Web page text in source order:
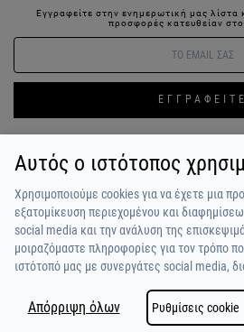
Εγγραφείτε στην ενημερωτική μας λίστα
προσφορές κατευθείαν
ΕΓΓΡΑΦΕΙΤΕ
ΣΥΝΔΕΣΗ / ΕΓΓΡΑΦΗ
ΟΡΟΙ ΧΡΗΣΗΣ
ΠΟΙΟΙ ΕΙΜΑΣΤΕ
ΠΛΗΡΩΜΗ / ΑΠΟΣΤΟΛΗ
Αυτός ο ιστότοπος
Χρησιμοποιούμε cookies για να έχετε μια
εξατομίκευση περιεχομένου και
social media και την ανάλυση της
μοιραζόμαστε πληροφορίες για τον τρόπο
ιστότοπό μας με συνεργάτες social media,
Απόρριψη όλων Ρυθμίσεις cookie